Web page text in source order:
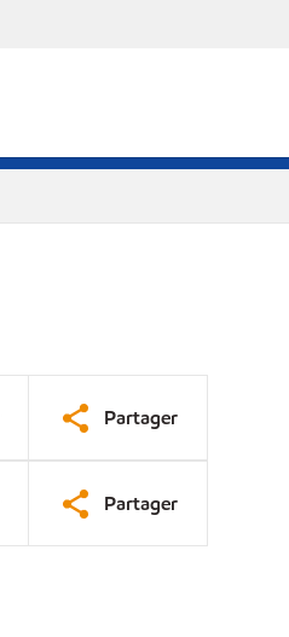
Partager
Partager